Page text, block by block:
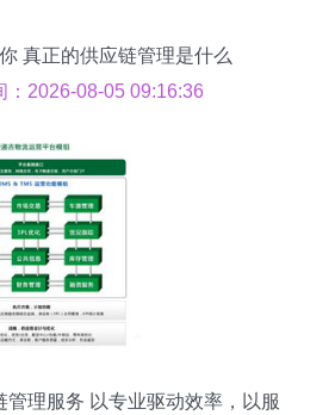
真正的供应链管理是什么
：2026-08-05 09:16:36
管理服务 以专业驱动效率，以服